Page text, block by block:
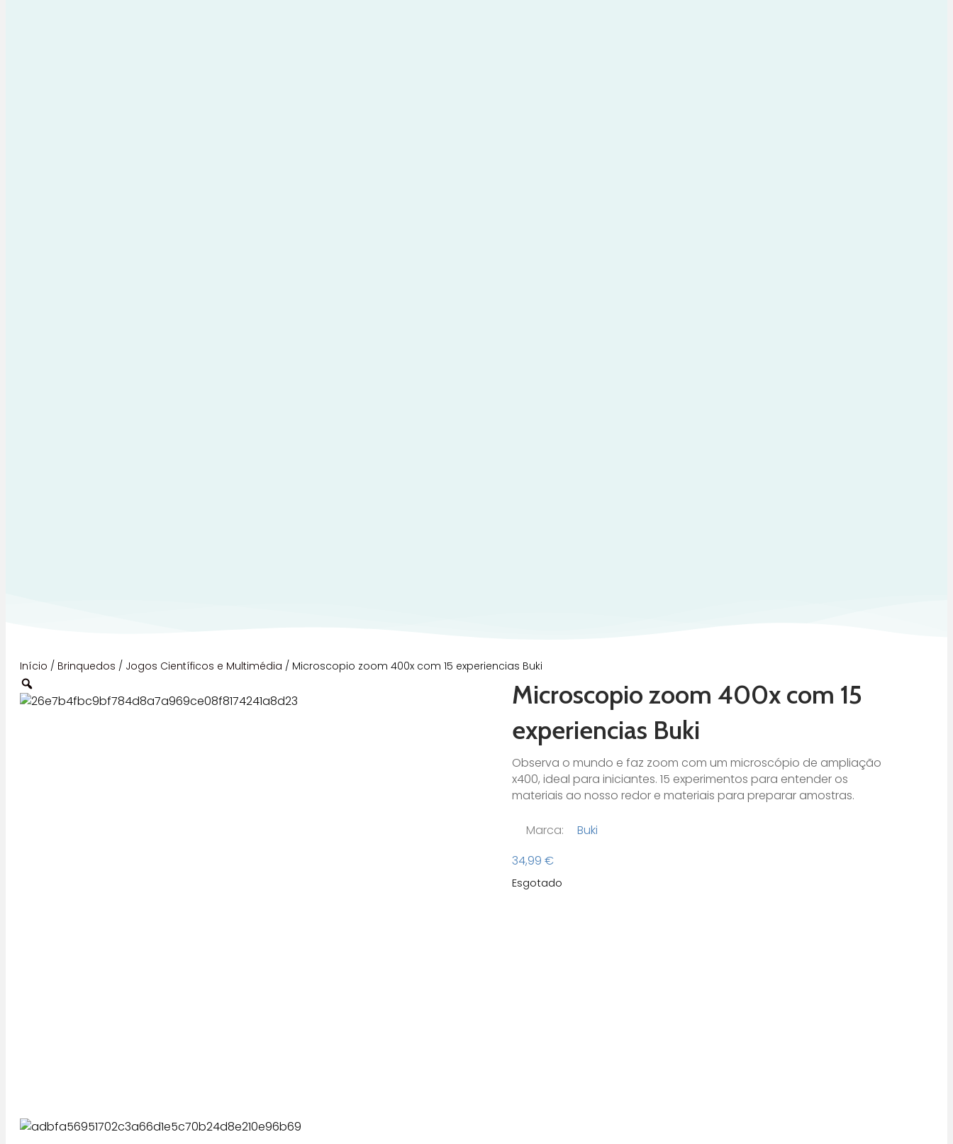
Início / Brinquedos / Jogos Científicos e Multimédia / Microscopio zoom 400x com 15 experiencias Buki
Microscopio zoom 400x com 15
experiencias Buki
Observa o mundo e faz zoom com um microscópio de ampliação
x400, ideal para iniciantes. 15 experimentos para entender os
materiais ao nosso redor e materiais para preparar amostras.
Marca:
Buki
34,99 €
Esgotado